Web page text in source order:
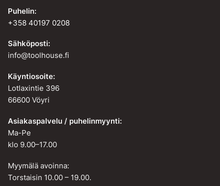
Puhelin:
+358 40197 0208
Sähköposti:
info@toolhouse.fi
Käyntiosoite:
Lotlaxintie 396
66600 Vöyri
Asiakaspalvelu / puhelinmyynti:
Ma-Pe
klo 9.00–17.00
Myymälä avoinna:
Torstaisin 10.00 – 19.00.